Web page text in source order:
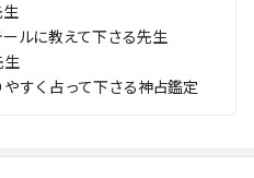
ルに教えて下さる先生
生
すく占って下さる神占鑑定